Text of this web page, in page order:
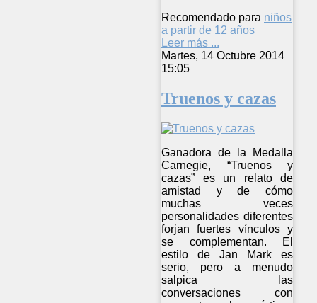
Recomendado para niños
a partir de 12 años
Leer más ...
Martes, 14 Octubre 2014
15:05
Truenos y cazas
Ganadora de la Medalla
Carnegie, “Truenos y
cazas” es un relato de
amistad y de cómo
muchas veces
personalidades diferentes
forjan fuertes vínculos y
se complementan. El
estilo de Jan Mark es
serio, pero a menudo
salpica las
conversaciones con